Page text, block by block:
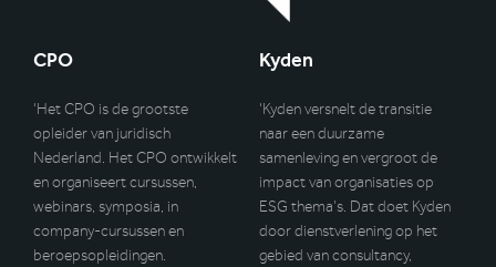
CPO
‘Het CPO is de grootste
opleider van juridisch
Nederland. Het CPO ontwikkelt
en organiseert cursussen,
webinars, symposia, in
company-cursussen en
beroepsopleidingen.
Kyden
‘Kyden versnelt de transitie
naar een duurzame
samenleving en vergroot de
impact van organisaties op
ESG thema’s. Dat doet Kyden
door dienstverlening op het
gebied van consultancy,